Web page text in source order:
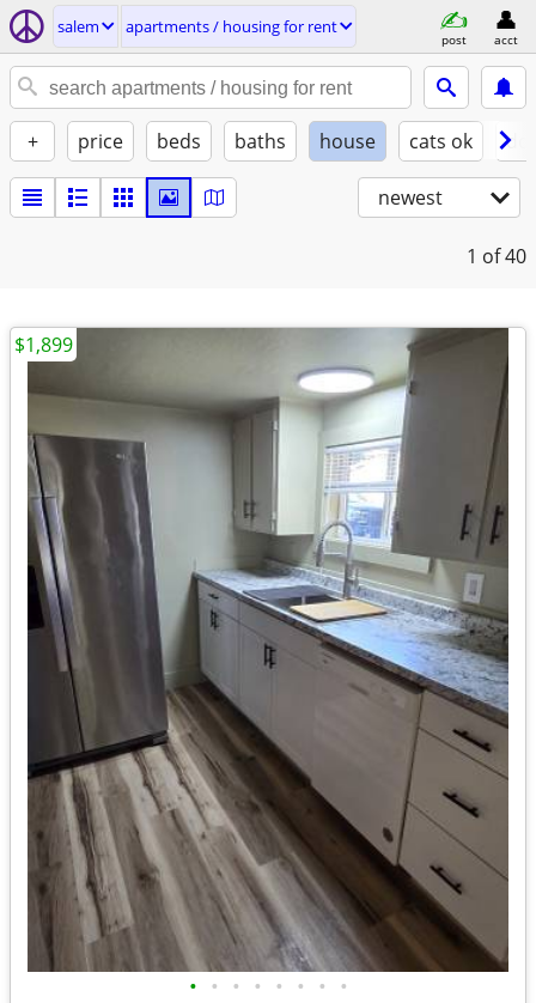
salem apartments / housing for rent
post acct
+ price beds baths house cats ok
newest
1 of 40
• • • • • • • •
$1,899